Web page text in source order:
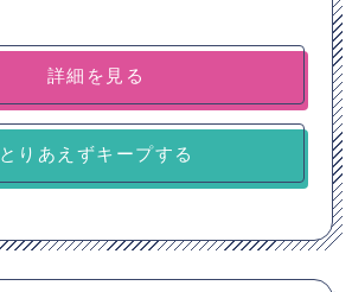
詳細を見る
とりあえずキープする